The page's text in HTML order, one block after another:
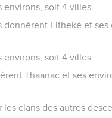
soit 4 villes.
Eltheké et
soit 4 villes.
Thaanac et ses
clans des autres